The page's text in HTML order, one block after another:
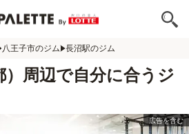
八王子市のジム 長沼駅のジム
）周辺で自分に合うジ